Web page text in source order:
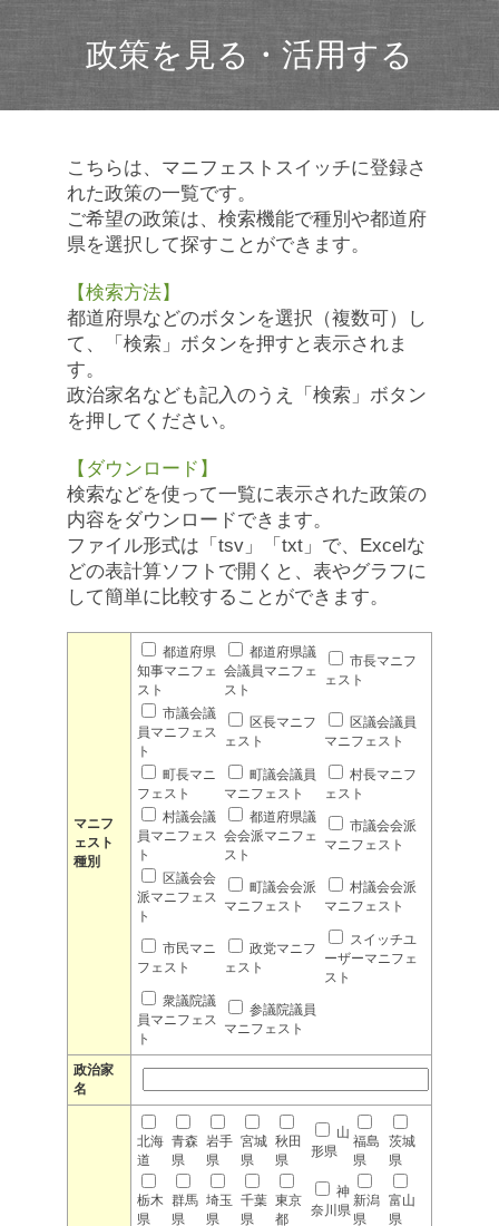
政策を見る・活用する
こちらは、マニフェストスイッチに登録さ
れた政策の一覧です。
ご希望の政策は、検索機能で種別や都道府
県を選択して探すことができます。
【検索方法】
都道府県などのボタンを選択（複数可）し
て、「検索」ボタンを押すと表示されま
す。
政治家名なども記入のうえ「検索」ボタン
を押してください。
【ダウンロード】
検索などを使って一覧に表示された政策の
内容をダウンロードできます。
ファイル形式は「tsv」「txt」で、Excelな
どの表計算ソフトで開くと、表やグラフに
して簡単に比較することができます。
マニフ
ェスト
種別
都道府県
知事マニフェ
スト
都道府県議
会議員マニフェ
スト
市長マニフ
ェスト
市議会議
員マニフェス
ト
区長マニフ
ェスト
区議会議員
マニフェスト
町長マニ
フェスト
町議会議員
マニフェスト
村長マニフ
ェスト
村議会議
員マニフェス
ト
都道府県議
会会派マニフェ
スト
市議会会派
マニフェスト
区議会会
派マニフェス
ト
町議会会派
マニフェスト
村議会会派
マニフェスト
市民マニ
フェスト
政党マニフ
ェスト
スイッチユ
ーザーマニフェ
スト
衆議院議
員マニフェス
ト
参議院議員
マニフェスト
政治家
名
北海
道
青森
県
岩手
県
宮城
県
秋田
県
山
形県
福島
県
茨城
県
栃木
県
群馬
県
埼玉
県
千葉
県
東京
都
神
奈川県
新潟
県
富山
県